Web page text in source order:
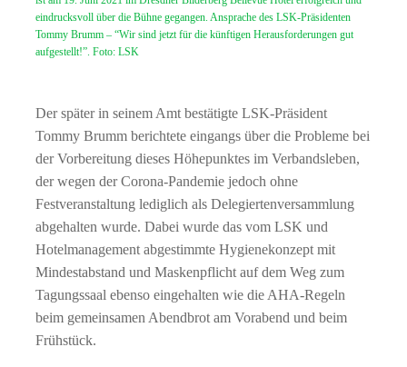
eindrucksvoll über die Bühne gegangen. Ansprache des LSK-Präsidenten
Tommy Brumm – “Wir sind jetzt für die künftigen Herausforderungen gut
aufgestellt!”. Foto: LSK
Der später in seinem Amt bestätigte LSK-Präsident
Tommy Brumm berichtete eingangs über die Probleme bei
der Vorbereitung dieses Höhepunktes im Verbandsleben,
der wegen der Corona-Pandemie jedoch ohne
Festveranstaltung lediglich als Delegiertenversammlung
abgehalten wurde. Dabei wurde das vom LSK und
Hotelmanagement abgestimmte Hygienekonzept mit
Mindestabstand und Maskenpflicht auf dem Weg zum
Tagungssaal ebenso eingehalten wie die AHA-Regeln
beim gemeinsamen Abendbrot am Vorabend und beim
Frühstück.